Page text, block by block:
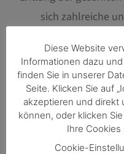
sich zahlreiche
Hier geht es zu den
Zu den
Diese Website
Informationen dazu
finden Sie in unserer
Seite. Klicken Sie auf
akzeptieren und direkt
können, oder klicken
Ihre
Cookie-